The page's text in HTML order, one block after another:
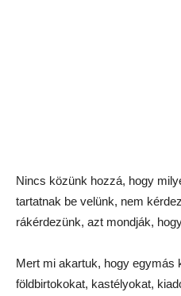
Nincs közünk hozzá, hogy
tartatnak be velünk, nem
rákérdezünk, azt mondják,
Mert mi akartuk, hogy egymás
földbirtokokat, kastélyokat,